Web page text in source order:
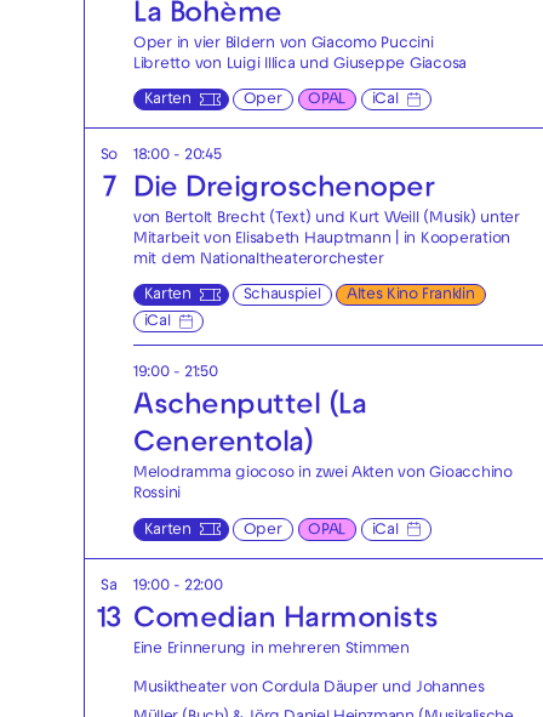
La Bohème
Oper in vier Bildern von Giacomo Puccini
Libretto von Luigi Illica und Giuseppe Giacosa
Karten Oper OPAL iCal
So
7
18:00 - 20:45
Die Drei­groschen­oper
von Bertolt Brecht (Text) und Kurt Weill (Musik) unter
Mitarbeit von Elisabeth Hauptmann | in Kooperation
mit dem Nationaltheaterorchester
Karten Schauspiel
Altes Kino Franklin
iCal
19:00 - 21:50
Aschenputtel (La
Cenerentola)
Melodramma giocoso in zwei Akten von Gioacchino
Rossini
Karten Oper OPAL iCal
Sa
13
19:00 - 22:00
Comedian Harmonists
Eine Erinnerung in mehreren Stimmen
Musiktheater von Cordula Däuper und Johannes